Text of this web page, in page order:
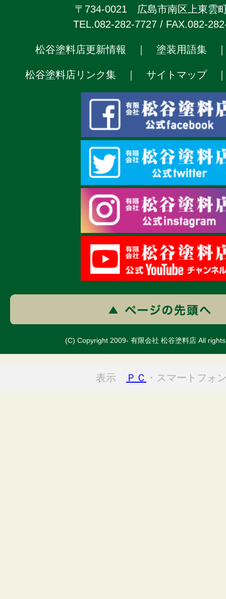
〒734-0021 広島市南区上東雲
TEL.082-282-7727 / FAX.082-
松谷塗料店更新情報 塗装用語集
松谷塗料店リンク集 サイトマップ
(C) Copyright 2009- 有限会社 松谷塗料店 All
表示 ＰＣ ・スマートフォ